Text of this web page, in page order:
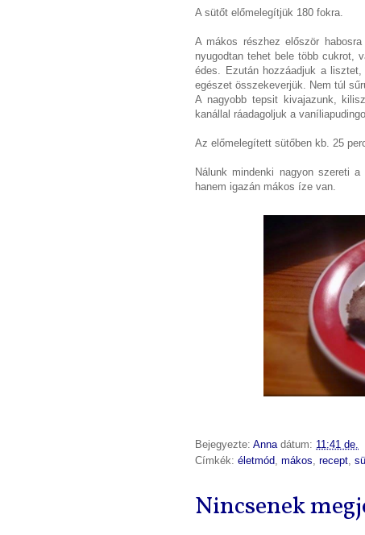
A sütőt előmelegítjük 180 fokra.
A mákos részhez először
nyugodtan tehet bele több cukrot,
édes. Ezután hozzáadjuk a
egészet összekeverjük. Nem túl
A nagyobb tepsit kivajazunk,
kanállal ráadagoljuk a
Az előmelegített sütőben kb. 25
Nálunk mindenki nagyon szereti
hanem igazán mákos íze van.
Bejegyezte: Anna dátum: 11:41 de.
Címkék: életmód, mákos, recept,
Nincsenek